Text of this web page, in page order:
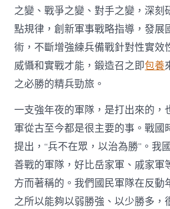
之變、戰爭之變、對手之變，深刻
點規律，創新軍事戰略指導，發展
術，不斷增強練兵備戰針對性實效
威懾和實戰才能，鍛造召之即包養
之必勝的精兵勁旅。
一支強年夜的軍隊，是打出來的，
軍從古至今都是很主要的事。戰國
提出，“兵不在眾，以治為勝”。我
善戰的軍隊，好比岳家軍、戚家軍
方而著稱的。我們國民軍隊在反動
之所以能夠以弱勝強、以少勝多，